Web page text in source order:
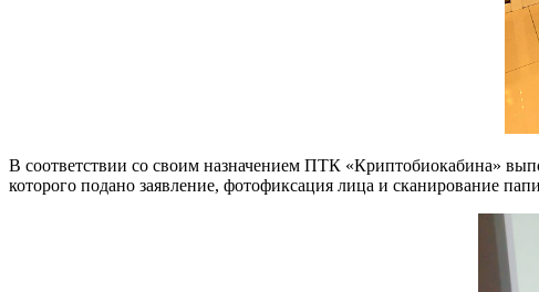
В соответствии со своим назначением ПТК «Криптобиокабина»
которого подано заявление, фотофиксация лица и сканирование